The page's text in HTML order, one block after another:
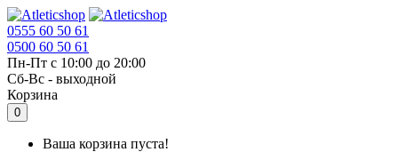
0555 60 50 61
0500 60 50 61
Пн-Пт с 10:00 до 20:00
Cб-Вс - выходной
Корзина
0
Ваша корзина пуста!